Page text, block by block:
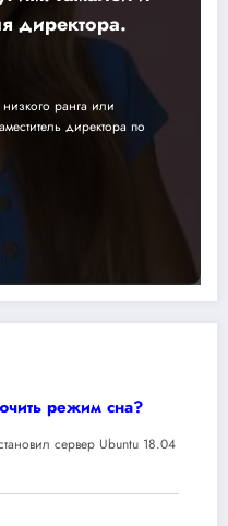
директора.
ранга или
директора по
режим сна?
сервер Ubuntu 18.04